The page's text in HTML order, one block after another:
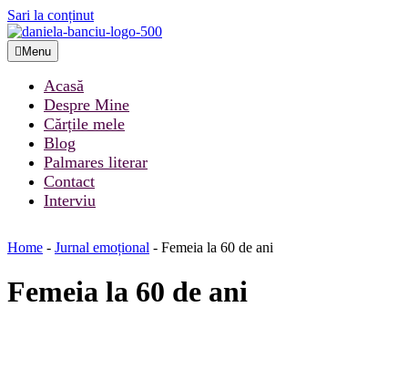
Sari la conținut
Menu
Acasă
Despre Mine
Cărțile mele
Blog
Palmares literar
Contact
Interviu
Home - Jurnal emoțional - Femeia la 60 de ani
Femeia la 60 de ani